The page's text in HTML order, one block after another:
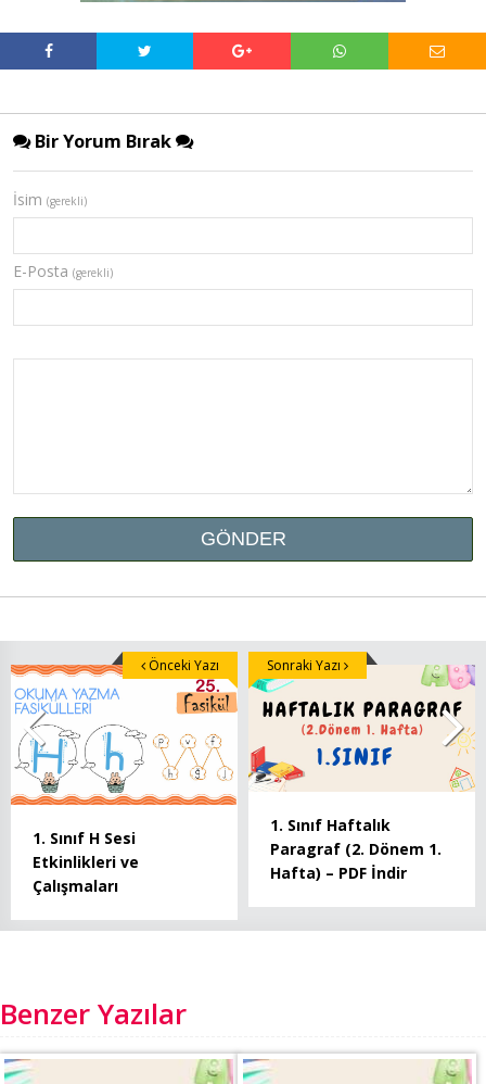
Bir Yorum Bırak
İsim (gerekli)
E-Posta (gerekli)
1. Sınıf H Sesi
Etkinlikleri ve
Çalışmaları
Önceki Yazı
1. Sınıf Haftalık
Paragraf (2. Dönem 1.
Hafta) – PDF İndir
Sonraki Yazı
Benzer Yazılar